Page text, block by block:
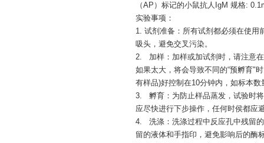
（AP）标记的小鼠抗人IgM 规格:
实验事项：
1. 试剂准备：所有试剂都必须在使
吸头，避免交叉污染。
2. 加样：加样或加试剂时，请注意
如果太大，将会导致不同的“预孵育"
有样品)好控制在10分钟内，如标本
3. 孵育：为防止样品蒸发，试验时
应尽快进行下步操作，任何时侯都应
4. 洗涤：洗涤过程中反应孔中残留
留的液体和手指印，避免影响后的酶